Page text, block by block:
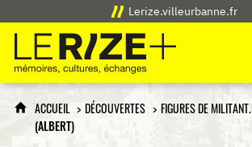
Lerize.villeurbanne.fr
Le Rize+
mémoires, cultures,
ACCUEIL DÉCOUVERTES FIGURES DE
(ALBERT)